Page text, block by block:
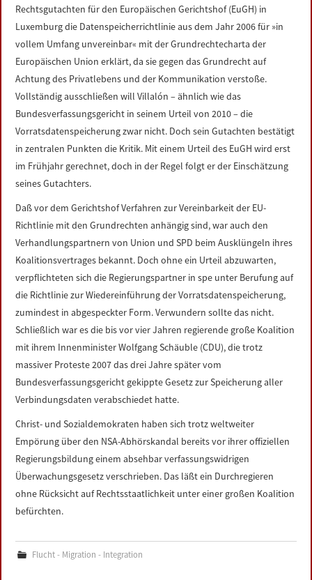
Rechtsgutachten für den Europäischen Gerichtshof (EuGH) in
Luxemburg die Datenspeicherrichtlinie aus dem Jahr 2006 für »in
vollem Umfang unvereinbar« mit der Grundrechtecharta der
Europäischen Union erklärt, da sie gegen das Grundrecht auf
Achtung des Privatlebens und der Kommunikation verstoße.
Vollständig ausschließen will Villalón – ähnlich wie das
Bundesverfassungsgericht in seinem Urteil von 2010 – die
Vorratsdatenspeicherung zwar nicht. Doch sein Gutachten bestätigt
in zentralen Punkten die Kritik. Mit einem Urteil des EuGH wird erst
im Frühjahr gerechnet, doch in der Regel folgt er der Einschätzung
seines Gutachters.
Daß vor dem Gerichtshof Verfahren zur Vereinbarkeit der EU-
Richtlinie mit den Grundrechten anhängig sind, war auch den
Verhandlungspartnern von Union und SPD beim Ausklüngeln ihres
Koalitionsvertrages bekannt. Doch ohne ein Urteil abzuwarten,
verpflichteten sich die Regierungspartner in spe unter Berufung auf
die Richtlinie zur Wiedereinführung der Vorratsdatenspeicherung,
zumindest in abgespeckter Form. Verwundern sollte das nicht.
Schließlich war es die bis vor vier Jahren regierende große Koalition
mit ihrem Innenminister Wolfgang Schäuble (CDU), die trotz
massiver Proteste 2007 das drei Jahre später vom
Bundesverfassungsgericht gekippte Gesetz zur Speicherung aller
Verbindungsdaten verabschiedet hatte.
Christ- und Sozialdemokraten haben sich trotz weltweiter
Empörung über den NSA-Abhörskandal bereits vor ihrer offiziellen
Regierungsbildung einem absehbar verfassungswidrigen
Überwachungsgesetz verschrieben. Das läßt ein Durchregieren
ohne Rücksicht auf Rechtsstaatlichkeit unter einer großen Koalition
befürchten.
Flucht - Migration - Integration